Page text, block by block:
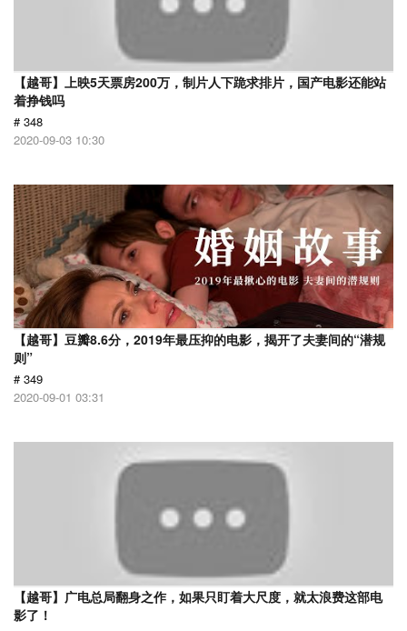
【越哥】上映5天票房200万，制片人下跪求排片，国产电影还能站
着挣钱吗
# 348
2020-09-03 10:30
【越哥】豆瓣8.6分，2019年最压抑的电影，揭开了夫妻间的“潜规
则”
# 349
2020-09-01 03:31
【越哥】广电总局翻身之作，如果只盯着大尺度，就太浪费这部电
影了！